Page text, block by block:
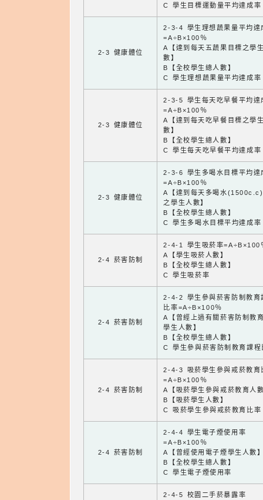
C 學生目標運動量平均達成率
2-3 健康體位
2-3-4 學生理想蔬果量平均達
=A÷B×100％
A【達到每天五蔬果目標之學
數】
B【全校學生總人數】
C 學生理想蔬果量平均達成率
2-3 健康體位
2-3-5 學生每天吃早餐平均達
=A÷B×100％
A【達到每天吃早餐目標之學
數】
B【全校學生總人數】
C 學生每天吃早餐平均達成率
2-3 健康體位
2-3-6 學生多喝水目標平均達
=A÷B×100％
A【達到每天多喝水
之學生人數】
B【全校學生總人數】
C 學生多喝水目標平均達成率
2-4 菸害防制
2-4-1 學生吸菸率=A÷B×100
A【學生吸菸人數】
B【全校學生總人數】
C 學生吸菸率
2-4 菸害防制
2-4-2 學生參與菸害防制教育
比率=A÷B×100％
A【曾經上過有關菸害防制教
學生人數】
B【全校學生總人數】
C 學生參與菸害防制教育課程
2-4 菸害防制
2-4-3 吸菸學生參與戒菸教育
=A÷B×100％
A【吸菸學生參與戒菸教育人
B【吸菸學生人數】
C 吸菸學生參與戒菸教育比率
2-4 菸害防制
2-4-4 學生電子煙使用率
=A÷B×100％
A【曾經使用電子煙學生人數
B【全校學生總人數】
C 學生電子煙使用率
2-4-5 校園二手菸暴露率